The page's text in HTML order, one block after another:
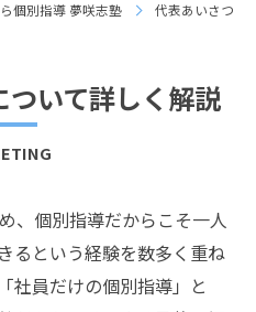
個別指導 夢咲志塾 代表あいさつ
いて詳しく解説
、個別指導だからこそ一人
るという経験を数多く重ね
社員だけの個別指導」と